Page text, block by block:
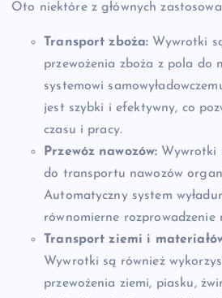
Oto niektóre z głównych
Transport zboża: Wywrotki
przewożenia zboża z pola do
systemowi
jest szybki i efektywny, co
czasu i pracy.
Przewóz nawozów: Wywrotki
do transportu nawozów
Automatyczny system
równomierne rozprowadzenie
Transport ziemi i
Wywrotki są również
przewożenia ziemi, piasku,